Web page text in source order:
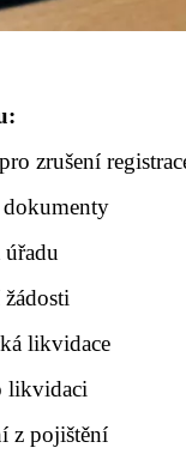
zrušení
dokumenty
úřadu
likvidace
likvidaci
z pojištění